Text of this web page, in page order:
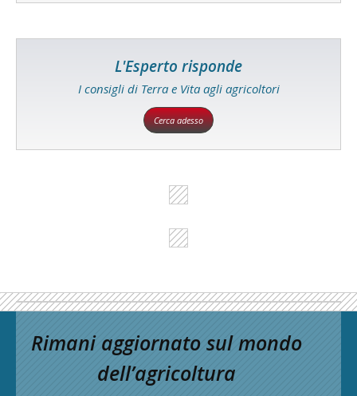
L'Esperto risponde
I consigli di Terra e Vita agli agricoltori
Cerca adesso
Rimani aggiornato sul mondo
dell’agricoltura